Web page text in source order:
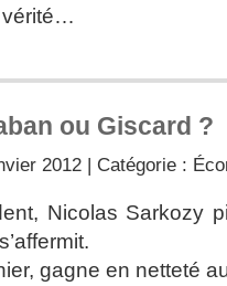
vérité…
ou Giscard ?
2012 | Catégorie :
Nicolas Sarkozy
gagne en netteté